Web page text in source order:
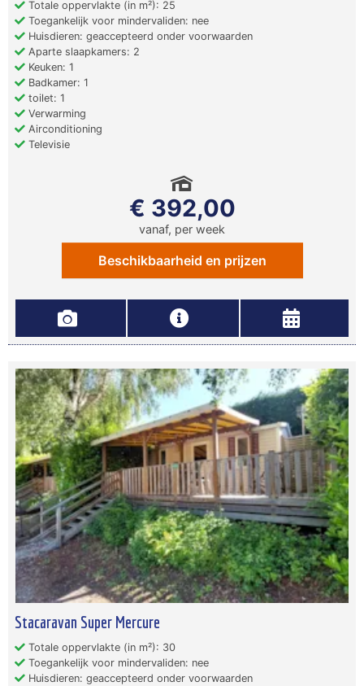
Totale oppervlakte (in m²): 25
Toegankelijk voor mindervaliden: nee
Huisdieren: geaccepteerd onder voorwaarden
Aparte slaapkamers: 2
Keuken: 1
Badkamer: 1
toilet: 1
Verwarming
Airconditioning
Televisie
€ 392,00
vanaf, per week
Beschikbaarheid en prijzen
Stacaravan Super Mercure
Totale oppervlakte (in m²): 30
Toegankelijk voor mindervaliden: nee
Huisdieren: geaccepteerd onder voorwaarden